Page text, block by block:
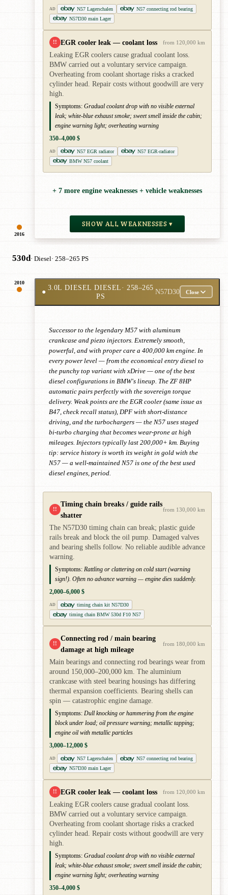
2016
AD N57 Lagerschalen
N57 connecting rod bearing
N57D30 main Lager
!! EGR cooler leak — coolant loss from 120,000 km
Leaking EGR coolers cause gradual coolant loss.
BMW carried out a voluntary service campaign.
Overheating from coolant shortage risks a cracked
cylinder head. Repair costs without goodwill are very
high.
Symptoms: Gradual coolant drop with no visible external
leak; white-blue exhaust smoke; sweet smell inside the cabin;
engine warning light; overheating warning
350–4,000 $
AD N57 EGR radiator
N57 EGR-radiator
BMW N57 coolant
+ 7 more engine weaknesses + vehicle weaknesses
SHOW ALL WEAKNESSES ▾
530d· Diesel· 258–265 PS
2010
●
3.0L DIESEL DIESEL· 258–265
PS
N57D30 Close
Successor to the legendary M57 with aluminum
crankcase and piezo injectors. Extremely smooth,
powerful, and with proper care a 400,000 km engine. In
every power level — from the economical entry diesel to
the punchy top variant with xDrive — one of the best
diesel configurations in BMW's lineup. The ZF 8HP
automatic pairs perfectly with the sovereign torque
delivery. Weak points are the EGR cooler (same issue as
B47, check recall status), DPF with short-distance
driving, and the turbochargers — the N57 uses staged
bi-turbo charging that becomes wear-prone at high
mileages. Injectors typically last 200,000+ km. Buying
tip: service history is worth its weight in gold with the
N57 — a well-maintained N57 is one of the best used
diesel engines, period.
!!
Timing chain breaks / guide rails
shatter
from 130,000 km
The N57D30 timing chain can break; plastic guide
rails break and block the oil pump. Damaged valves
and bearing shells follow. No reliable audible advance
warning.
Symptoms: Rattling or clattering on cold start (warning
sign!). Often no advance warning — engine dies suddenly.
2,000–6,000 $
AD
timing chain kit N57D30
timing chain BMW 530d F10 N57
!!
Connecting rod / main bearing
damage at high mileage
from 180,000 km
Main bearings and connecting rod bearings wear from
around 150,000–200,000 km. The aluminium
crankcase with steel bearing housings has differing
thermal expansion coefficients. Bearing shells can
spin — catastrophic engine damage.
Symptoms: Dull knocking or hammering from the engine
block under load; oil pressure warning; metallic tapping;
engine oil with metallic particles
3,000–12,000 $
AD N57 Lagerschalen
N57 connecting rod bearing
N57D30 main Lager
!! EGR cooler leak — coolant loss from 120,000 km
Leaking EGR coolers cause gradual coolant loss.
BMW carried out a voluntary service campaign.
Overheating from coolant shortage risks a cracked
cylinder head. Repair costs without goodwill are very
high.
Symptoms: Gradual coolant drop with no visible external
leak; white-blue exhaust smoke; sweet smell inside the cabin;
engine warning light; overheating warning
350–4,000 $